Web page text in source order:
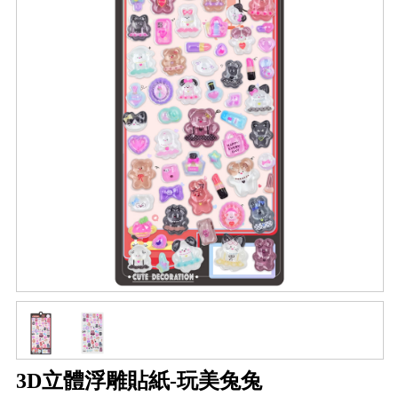
批發會員大招募，輕鬆實現財富自由!
老師您好!!幼教會員火熱招募中~
海外購物免煩惱！點我查看『海外購物流程說明』
3D立體浮雕貼紙-玩美兔兔